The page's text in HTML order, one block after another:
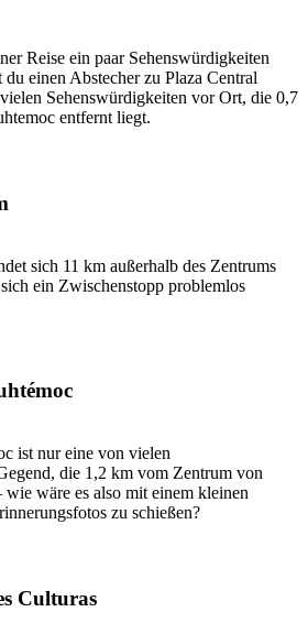
Reise ein paar Sehenswürdigkeiten
du einen Abstecher zu Plaza Central
Sehenswürdigkeiten vor Ort, die 0,7
entfernt liegt.
sich 11 km außerhalb des Zentrums
ein Zwischenstopp problemlos
ist nur eine von vielen
die 1,2 km vom Zentrum von
wäre es also mit einem kleinen
zu schießen?
Culturas